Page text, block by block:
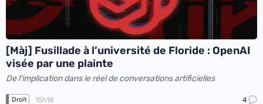
[Màj] Fusillade à l’université de Floride : OpenAI
visée par une plainte
De l'implication dans le réel de conversations artificielles
Droit 15h18 4